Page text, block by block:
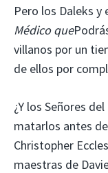
Pero los Daleks
Médico que
villanos por un
de ellos por
¿Y los Señores
matarlos antes
Christopher
maestras de